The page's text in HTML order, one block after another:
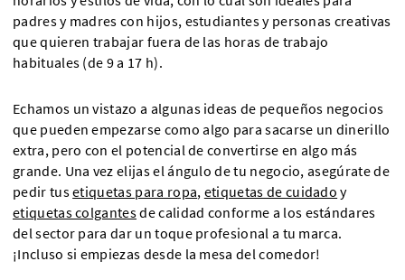
padres y madres con hijos, estudiantes y personas creativas
que quieren trabajar fuera de las horas de trabajo
habituales (de 9 a 17 h).
Echamos un vistazo a algunas ideas de pequeños negocios
que pueden empezarse como algo para sacarse un dinerillo
extra, pero con el potencial de convertirse en algo más
grande. Una vez elijas el ángulo de tu negocio, asegúrate de
pedir tusetiquetas para ropa, etiquetas de cuidado y
etiquetas colgantesde calidad conforme a los estándares
del sector para dar un toque profesional a tu marca.
¡Incluso si empiezas desde la mesa del comedor!